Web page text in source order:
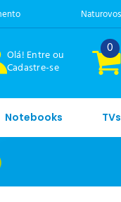
Naturovos
Olá! Entre ou
Cadastre-se
0
Notebooks TVs